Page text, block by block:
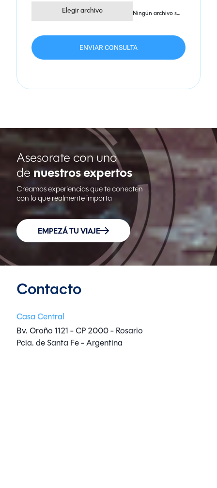
Elegir archivo Ningún archivo seleccionado
ENVIAR CONSULTA
Asesorate con uno
de nuestros expertos
Creamos experiencias que te conecten
con lo que realmente importa
EMPEZÁ TU VIAJE
Contacto
Casa Central
Bv. Oroño 1121 - CP 2000 - Rosario
Pcia. de Santa Fe - Argentina